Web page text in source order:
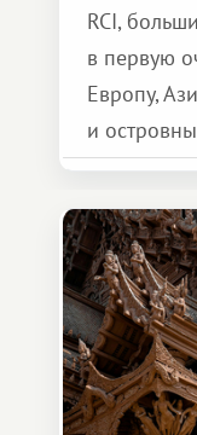
RCI,
в первую
Европу,
и
и Африка
способен
формат